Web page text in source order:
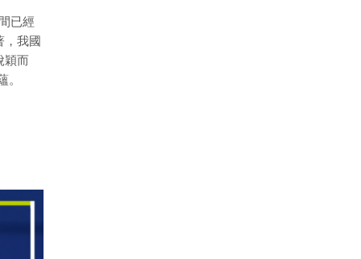
已經
，我國
穎而